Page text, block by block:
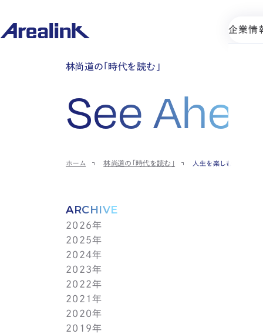
企業情
林尚道の「時代を読む」
See Ahead
ホーム 林尚道の「時代を読む」 人生を楽しむ
ARCHIVE
2026年
7月(1)
6月(1)
5月(1)
4月(1)
3月(1)
2月(1)
1月(1)
2025年
12月(1)
11月(1)
10月(1)
9月(1)
8月(1)
7月(1)
2024年
11月(1)
10月(1)
9月(1)
8月(1)
7月(1)
2023年
11月(1)
10月(1)
9月(1)
8月(1)
2022年
11月(1)
10月(1)
9月(1)
2021年
11月(1)
10月(1)
2020年
11月(2)
2019年